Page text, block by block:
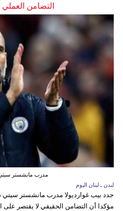
التضامن
مدرب مانشستر سيتي
لندن ـ لبنان اليوم
جدد بيب غوارديولا مدرب مانشستر سيتي
مؤكدا أن التضامن الحقيقي لا يقتصر على